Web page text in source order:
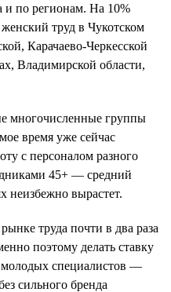
и по регионам. На 10%
труд в Чукотском
Карачаево-Черкесской
Владимирской области,
многочисленные группы
время уже сейчас
с персоналом разного
45+ — средний
неизбежно вырастет.
труда почти в два раза
поэтому делать ставку
специалистов —
сильного бренда